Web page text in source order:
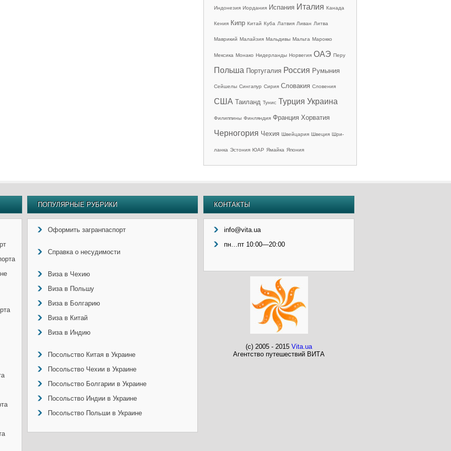
Индонезия Иордания Испания Италия Канада
Кения Кипр Китай Куба Латвия Ливан Литва
Маврикий Малайзия Мальдивы Мальта Марокко
Мексика Монако Нидерланды Норвегия ОАЭ Перу
Польша Португалия Россия Румыния
Сейшелы Сингапур Сирия Словакия Словения
США Таиланд Тунис Турция Украина
Филиппины Финляндия Франция Хорватия
Черногория Чехия Швейцария Швеция Шри-
ланка Эстония ЮАР Ямайка Япония
ПОПУЛЯРНЫЕ РУБРИКИ
Оформить загранпаспорт
Справка о несудимости
Виза в Чехию
Виза в Польшу
Виза в Болгарию
Виза в Китай
Виза в Индию
Посольство Китая в Украине
Посольство Чехии в Украине
Посольство Болгарии в Украине
Посольство Индии в Украине
Посольство Польши в Украине
КОНТАКТЫ
info@vita.ua
пн…пт 10:00—20:00
(c) 2005 - 2015 Vita.ua
Агентство путешествий ВИТА